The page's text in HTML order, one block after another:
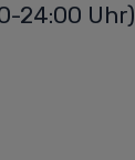
24:00 Uhr)